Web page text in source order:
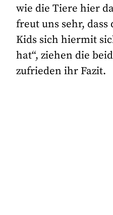
wie die Tiere hier
freut uns sehr, dass
Kids sich hiermit
hat“, ziehen die
zufrieden ihr Fazit.